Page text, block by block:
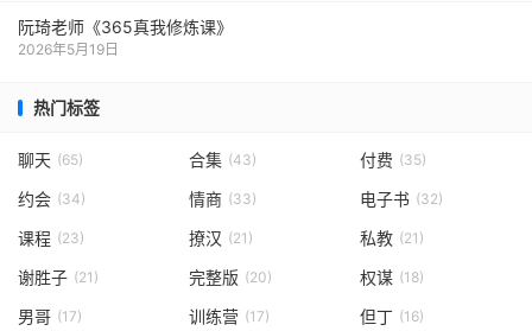
阮琦老师《365真我修炼课》
2026年5月19日
热门标签
聊天 (65) 合集 (43) 付费 (35)
约会 (34) 情商 (33) 电子书 (32)
课程 (23) 撩汉 (21) 私教 (21)
谢胜子 (21) 完整版 (20) 权谋 (18)
男哥 (17) 训练营 (17) 但丁 (16)